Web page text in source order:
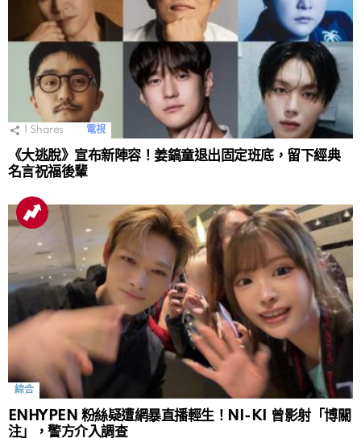
Shares 電視
《大逃脫》宣布新陣容！姜鎬童退出固定班底，留下經典
名言祝福後輩
綜合
ENHYPEN 粉絲疑遭網暴直播輕生！NI-KI 曾影射「博關
注」，警方介入調查